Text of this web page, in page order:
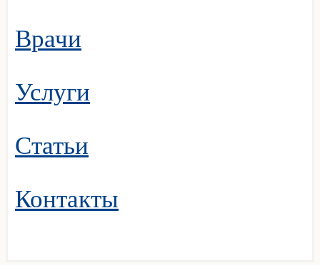
Врачи
Услуги
Статьи
Контакты